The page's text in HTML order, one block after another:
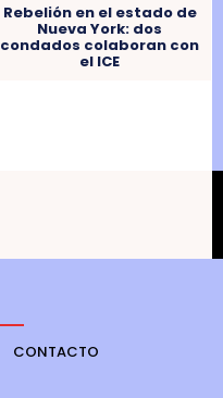
Rebelión en el estado de
Nueva York: dos
condados colaboran con
el ICE
CONTACTO